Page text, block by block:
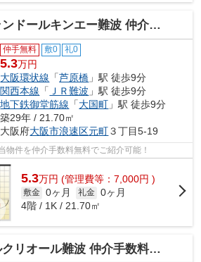
ドールキンエー難波 仲介手数料無料
仲手無料 敷0 礼0
5.3万円
大阪環状線 「芦原橋 」駅 徒歩9分
関西本線 「 ＪＲ難波 」駅 徒歩9分
地下鉄御堂筋線 「大国町 」駅 徒歩9分
築29年 / 21.70㎡
大阪府大阪市浪速区元町３丁目5-19
物件を仲介手数料無料でご紹介可能！
5.3万円 (管理費等：7,000円 )
敷金 0ヶ月 礼金 0ヶ月
4階 / 1K / 21.70㎡
リオール難波 仲介手数料無料